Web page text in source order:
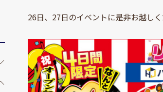
26日、27日のイベントに是非お越しく